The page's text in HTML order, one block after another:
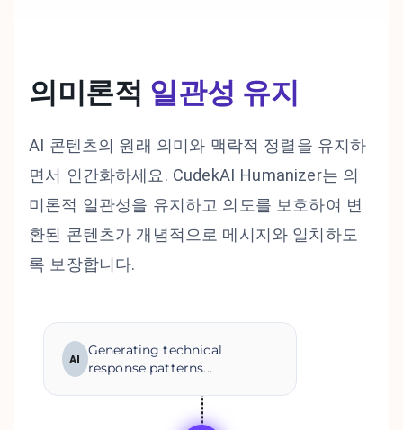
의미론적 일관성 유지
AI 콘텐츠의 원래 의미와 맥락적 정렬을 유지하
면서 인간화하세요. CudekAI Humanizer는 의
미론적 일관성을 유지하고 의도를 보호하여 변
환된 콘텐츠가 개념적으로 메시지와 일치하도
록 보장합니다.
AI
Generating technical
response patterns...